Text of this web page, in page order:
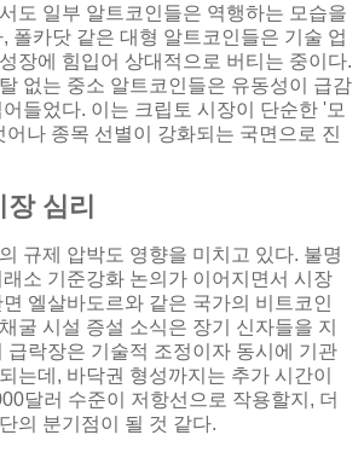
도 일부 알트코인들은 역행하는 모습을
폴카닷 같은 대형 알트코인들은 기술 업
장에 힘입어 상대적으로 버티는 중이다.
없는 중소 알트코인들은 유동성이 급감
들었다. 이는 크립토 시장이 단순한 '모
나 종목 선별이 강화되는 국면으로 진
심리
규제 압박도 영향을 미치고 있다. 불명
소 기준강화 논의가 이어지면서 시장
엘살바도르와 같은 국가의 비트코인
굴 시설 증설 소식은 장기 신자들을 지
급락장은 기술적 조정이자 동시에 기관
는데, 바닥권 형성까지는 추가 시간이
달러 수준이 저항선으로 작용할지, 더
의 분기점이 될 것 같다.